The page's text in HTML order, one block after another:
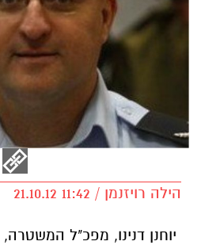
הילה רויזנמן / 11:42 21.10.12
יוחנן דנינו, מפכ"ל